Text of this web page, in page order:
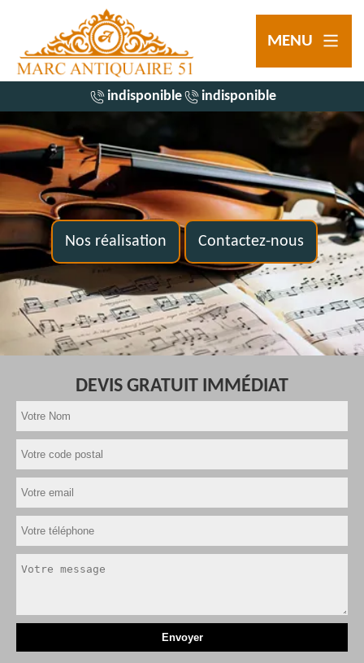
MENU
indisponible indisponible
Nos réalisation Contactez-nous
DEVIS GRATUIT IMMÉDIAT